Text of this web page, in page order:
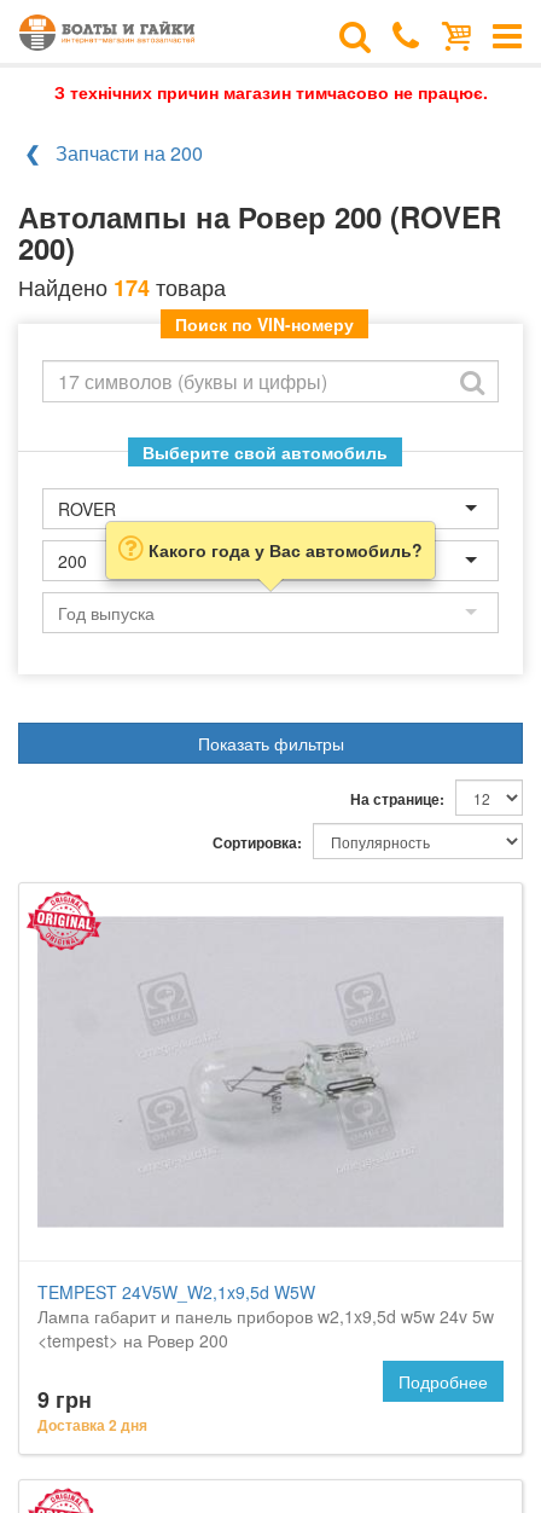
З технічних причин магазин тимчасово не працює.
Запчасти на 200
Автолампы на Ровер 200 (ROVER
200)
Найдено 174товара
Поиск по VIN-номеру
Выберите свой автомобиль
ROVER
200 Какого года у Вас автомобиль?
Показать фильтры
На странице:
Сортировка:
TEMPEST 24V5W_W2,1x9,5d W5W
Лампа габарит и панель приборов w2,1x9,5d w5w 24v 5w
<tempest> на Ровер 200
9 грн
Доставка 2 дня
Подробнее